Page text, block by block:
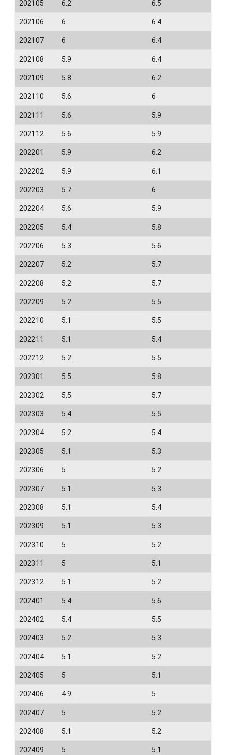
202105 6.2 6.5
202106 6 6.4
202107 6 6.4
202108 5.9 6.4
202109 5.8 6.2
202110 5.6 6
202111 5.6 5.9
202112 5.6 5.9
202201 5.9 6.2
202202 5.9 6.1
202203 5.7 6
202204 5.6 5.9
202205 5.4 5.8
202206 5.3 5.6
202207 5.2 5.7
202208 5.2 5.7
202209 5.2 5.5
202210 5.1 5.5
202211 5.1 5.4
202212 5.2 5.5
202301 5.5 5.8
202302 5.5 5.7
202303 5.4 5.5
202304 5.2 5.4
202305 5.1 5.3
202306 5 5.2
202307 5.1 5.3
202308 5.1 5.4
202309 5.1 5.3
202310 5 5.2
202311 5 5.1
202312 5.1 5.2
202401 5.4 5.6
202402 5.4 5.5
202403 5.2 5.3
202404 5.1 5.2
202405 5 5.1
202406 4.9 5
202407 5 5.2
202408 5.1 5.2
202409 5 5.1